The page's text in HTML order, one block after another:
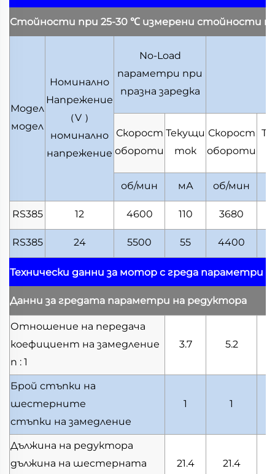
Стойности при 25-30 ℃ измерени стойности
Модел
модел
Номинално
Напрежение
（V ）
номинално
напрежение
No-Load
параметри при
празна заредка
Скорост
обороти
Текущи
ток
Скорост
обороти
об/мин мА об/мин
RS385 12 4600 110 3680
RS385 24 5500 55 4400
Технически данни за мотор с греда параметри
Данни за гредата параметри на редуктора
Отношение на передача
коефициент на замедление
n : 1
3.7 5.2
Брой стъпки на
шестерните
стъпки на замедление
1 1
Дължина на редуктора
дължина на шестерната
21.4 21.4